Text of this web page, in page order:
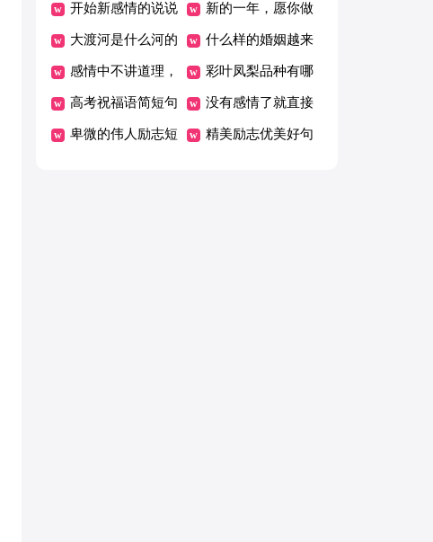
的
句子简短摘抄
开始新感情的说说 新的一年，愿你做
一个幸福温暖的人
美文
大渡河是什么河的
最大支流
什么样的婚姻越来
越累呢
感情中不讲道理，
只讲感觉的星座
女，哄就完事了！
彩叶凤梨品种有哪
些
高考祝福语简短句
子
没有感情了就直接
提分手的星座女
卑微的伟人励志短 精美励志优美好句